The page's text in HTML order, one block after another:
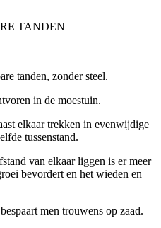
TANDEN
tanden, zonder steel.
in de moestuin.
elkaar trekken in evenwijdige
tussenstand.
van elkaar liggen is er meer
bevordert en het wieden en
men trouwens op zaad.